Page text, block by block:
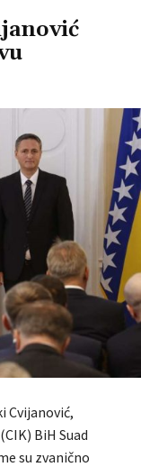
Cvijanović,
BiH Suad
su zvanično